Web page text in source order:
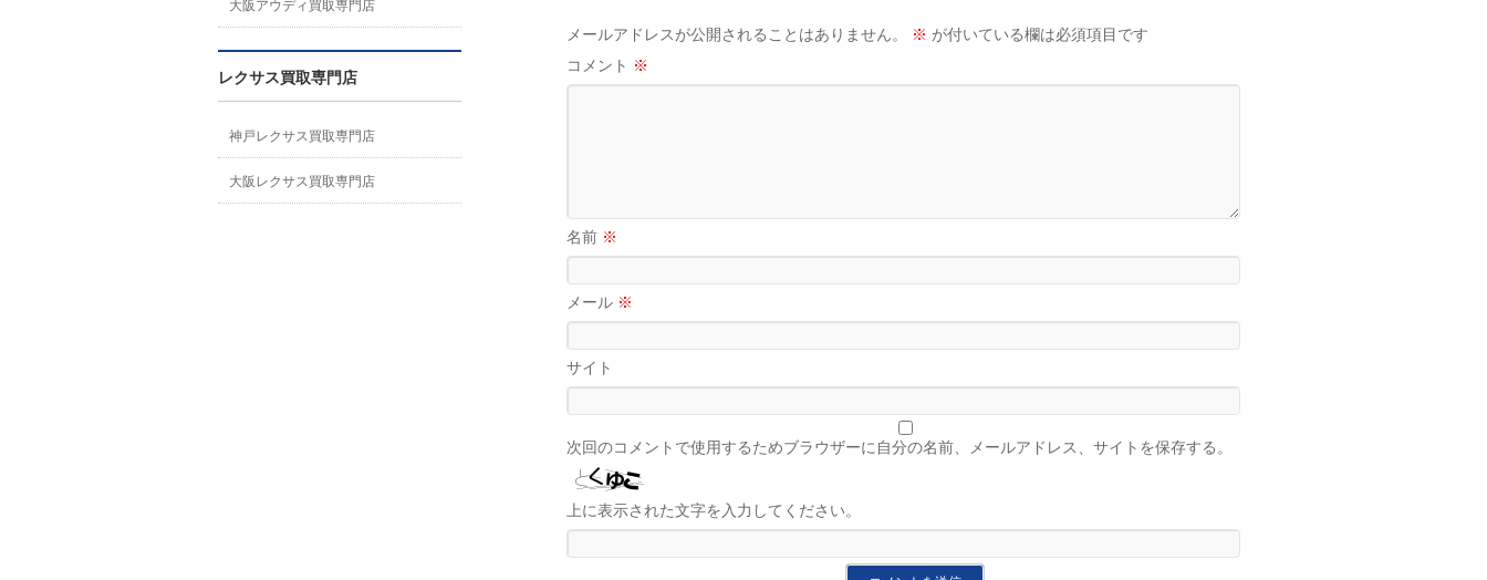
メールアドレスが公開されることはありません。 ※ が付いている欄は必須項目です
コメント ※
名前 ※
メール ※
サイト
次回のコメントで使用するためブラウザーに自分の名前、メールアドレス、サイトを保存する。
上に表示された文字を入力してください。
大阪アウディ買取専門店
レクサス買取専門店
神戸レクサス買取専門店
大阪レクサス買取専門店